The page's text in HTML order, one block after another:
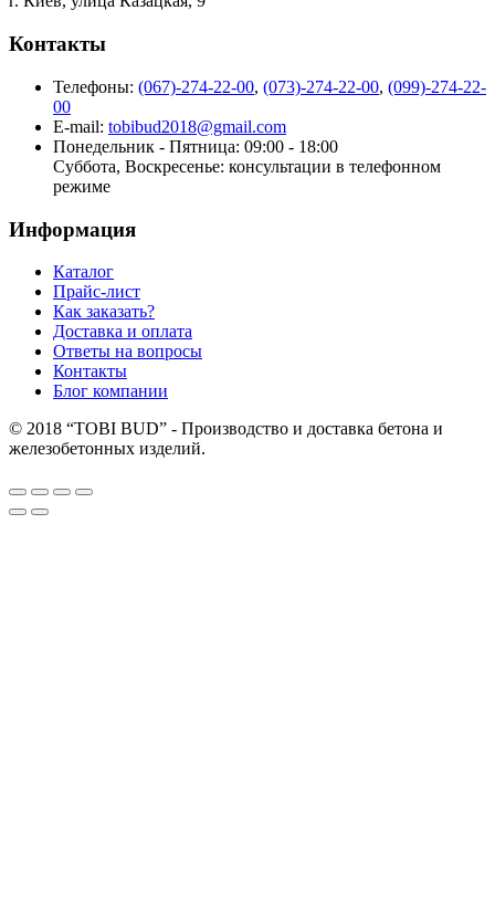
Контакты
Телефоны: (067)-274-22-00, (073)-274-22-00, (099)-274-22-
00
E-mail: tobibud2018@gmail.com
Понедельник - Пятница: 09:00 - 18:00
Суббота, Воскресенье: консультации в телефонном
режиме
Информация
Каталог
Прайс-лист
Как заказать?
Доставка и оплата
Ответы на вопросы
Контакты
Блог компании
© 2018 “TOBI BUD” - Производство и доставка бетона и
железобетонных изделий.